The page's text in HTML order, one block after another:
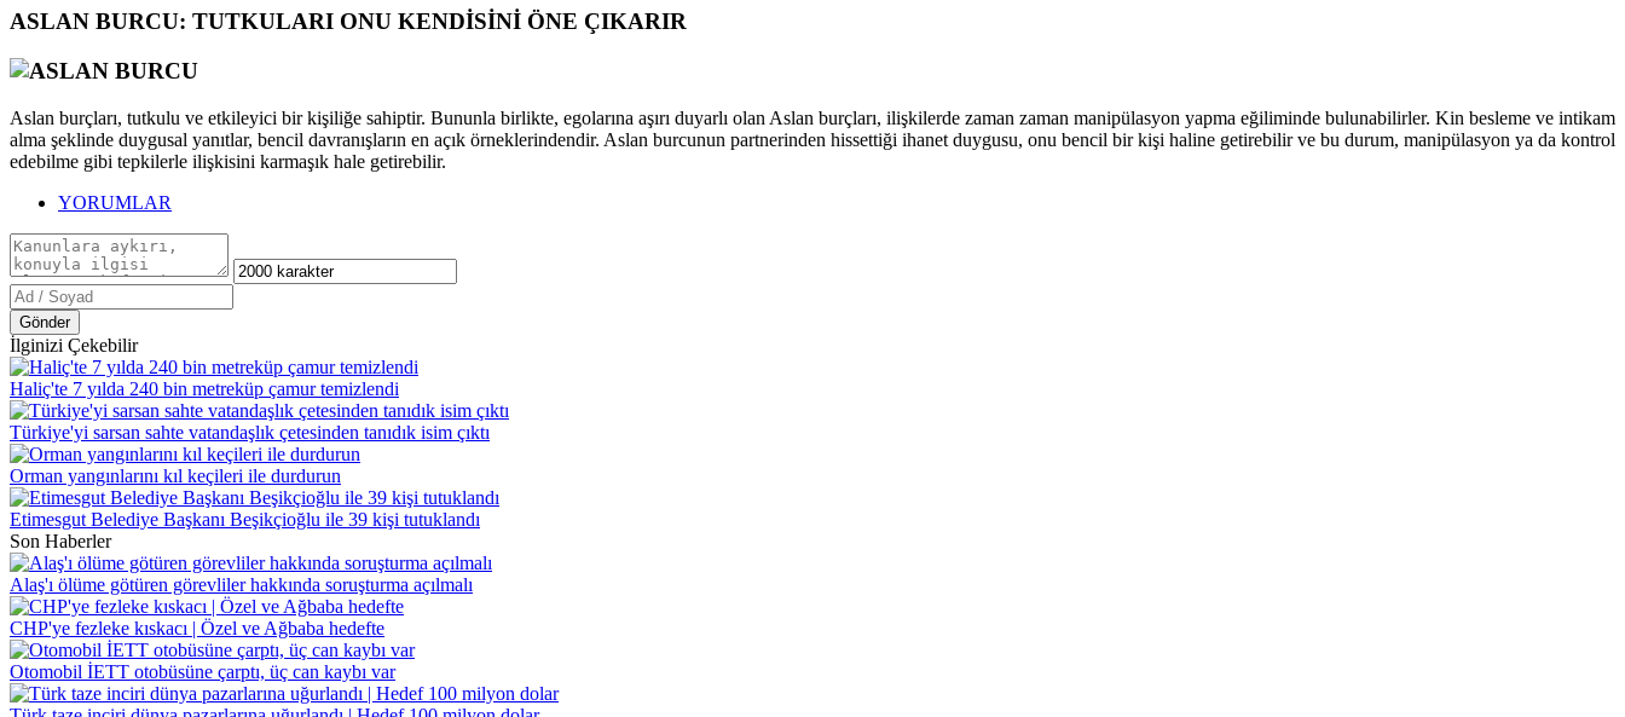
ASLAN BURCU: TUTKULARI ONU KENDİSİNİ ÖNE ÇIKARIR
Aslan burçları, tutkulu ve etkileyici bir kişiliğe sahiptir. Bununla birlikte, egolarına aşırı duyarlı olan Aslan burçları, ilişkilerde zaman zaman manipülasyon yapma eğiliminde bulunabilirler. Kin besleme ve intikam
alma şeklinde duygusal yanıtlar, bencil davranışların en açık örneklerindendir. Aslan burcunun partnerinden hissettiği ihanet duygusu, onu bencil bir kişi haline getirebilir ve bu durum, manipülasyon ya da kontrol
edebilme gibi tepkilerle ilişkisini karmaşık hale getirebilir.
YORUMLAR
Gönder
İlginizi Çekebilir
Haliç'te 7 yılda 240 bin metreküp çamur temizlendi
Türkiye'yi sarsan sahte vatandaşlık çetesinden tanıdık isim çıktı
Orman yangınlarını kıl keçileri ile durdurun
Etimesgut Belediye Başkanı Beşikçioğlu ile 39 kişi tutuklandı
Son Haberler
Alaş'ı ölüme götüren görevliler hakkında soruşturma açılmalı
CHP'ye fezleke kıskacı | Özel ve Ağbaba hedefte
Otomobil İETT otobüsüne çarptı, üç can kaybı var